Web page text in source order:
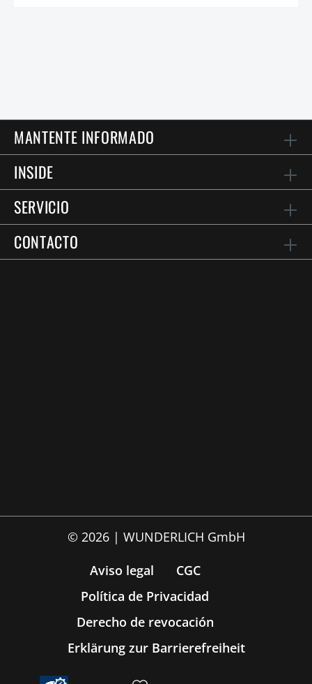
MANTENTE INFORMADO
INSIDE
SERVICIO
CONTACTO
© 2026 | WUNDERLICH GmbH
Aviso legal
CGC
Política de Privacidad
Derecho de revocación
Erklärung zur Barrierefreiheit